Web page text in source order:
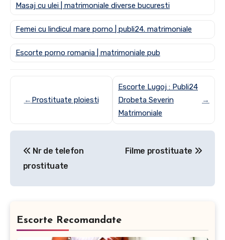
Masaj cu ulei | matrimoniale diverse bucuresti
Femei cu lindicul mare porno | publi24. matrimoniale
Escorte porno romania | matrimoniale pub
← Prostituate ploiesti
Escorte Lugoj : Publi24
Drobeta Severin
Matrimoniale
→
navigation
Nr de telefon
prostituate
Filme prostituate
Escorte Recomandate